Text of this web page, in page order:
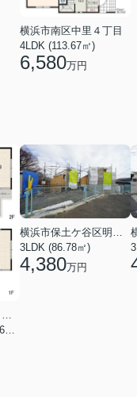
横浜市南区中里４丁目
4LDK (113.67㎡)
6,580万円
横浜市旭区金が谷１丁目
3LDK＋S(納戸) (87.61㎡)
3LDK (86.78㎡)
4,380万円